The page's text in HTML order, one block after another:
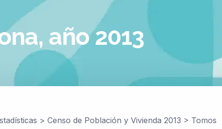
año 2013
> Censo de Población y Vivienda 2013 > Tomos